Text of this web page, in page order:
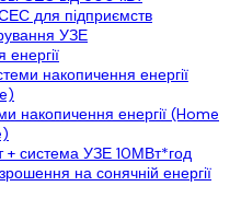
СЕС для підприємств
УЗЕ
накопичення енергії
накопичення енергії (Home
система УЗЕ 10МВт*год
на сонячній енергії